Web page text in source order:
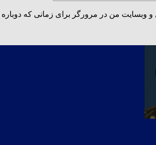
و وبسایت من در مرورگر برای زمانی که